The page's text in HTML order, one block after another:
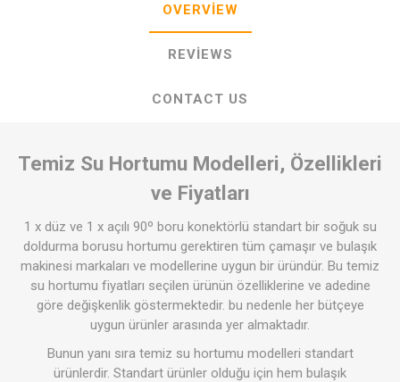
OVERVIEW
REVIEWS
CONTACT US
Temiz Su Hortumu Modelleri, Özellikleri
ve Fiyatları
1 x düz ve 1 x açılı 90º boru konektörlü standart bir soğuk su
doldurma borusu hortumu gerektiren tüm çamaşır ve bulaşık
makinesi markaları ve modellerine uygun bir üründür. Bu temiz
su hortumu fiyatları seçilen ürünün özelliklerine ve adedine
göre değişkenlik göstermektedir. bu nedenle her bütçeye
uygun ürünler arasında yer almaktadır.
Bunun yanı sıra temiz su hortumu modelleri standart
ürünlerdir. Standart ürünler olduğu için hem bulaşık